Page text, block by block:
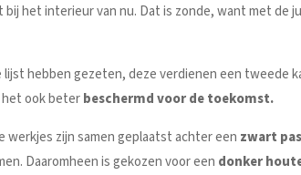
het interieur van nu. Dat is zonde, want met de
hebben gezeten, deze verdienen een tweede
ook beterbeschermd voor de toekomst.
zijn samen geplaatst achter een zwart
Daaromheen is gekozen voor een donker